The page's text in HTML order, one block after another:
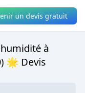
un devis gratuit
à
🌟 Devis